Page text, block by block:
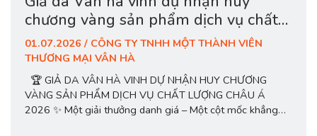
chương vàng sản phẩm dịch vụ chất
lượng châu á 2026
01.07.2026 / CÔNG TY TNHH MỘT THÀNH VIÊN
THƯƠNG MẠI VÂN HÀ
🏆 GIẢ DA VÂN HÀ VINH DỰ NHẬN HUY CHƯƠNG
VÀNG SẢN PHẨM DỊCH VỤ CHẤT LƯỢNG CHÂU Á
2026 ✨ Một giải thưởng danh giá – Một cột mốc khẳng